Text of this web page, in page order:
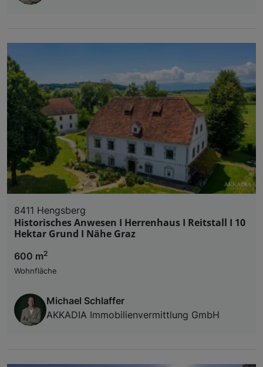
8411 Hengsberg
Historisches Anwesen I Herrenhaus I Reitstall I 10
Hektar Grund I Nähe Graz
600 m2
Wohnfläche
Michael Schlaffer
AKKADIA Immobilienvermittlung GmbH